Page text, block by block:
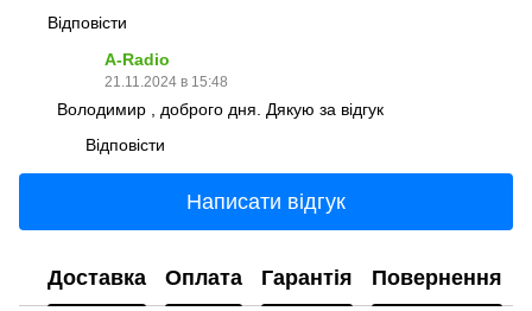
Відповісти
A-Radio
21.11.2024 в 15:48
Володимир , доброго дня. Дякую за відгук
Відповісти
Написати відгук
Доставка Оплата Гарантія Повернення